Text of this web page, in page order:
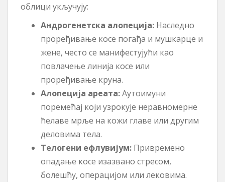
облици укључују:
Андрогенетска алопеција: Наследно
проређивање косе погађа и мушкарце и
жене, често се манифестујући као
повлачење линија косе или
проређивање круна.
Алопеција ареата:Аутоимуни
поремећај који узрокује неравномерне
ћелаве мрље на кожи главе или другим
деловима тела.
Телогени ефлувијум: Привремено
опадање косе изазвано стресом,
болешћу, операцијом или лековима.